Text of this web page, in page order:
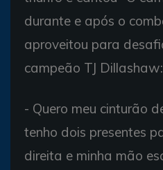
durante e após o
aproveitou para
campeão TJ Dillashaw:
- Quero meu cinturão
tenho dois presentes
direita e minha mão